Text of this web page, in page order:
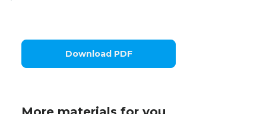
Download PDF